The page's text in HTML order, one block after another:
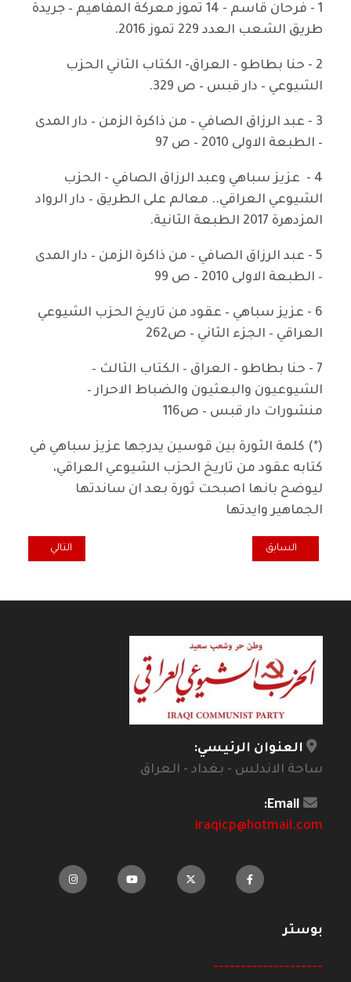
1 - فرحان قاسم - 14 تموز معركة المفاهيم – جريدة
طريق الشعب العدد 229 تموز 2016.
2 - حنا بطاطو - العراق- الكتاب الثاني الحزب
الشيوعي – دار قبس – ص 329.
3 - عبد الرزاق الصافي – من ذاكرة الزمن – دار المدى
– الطبعة الاولى 2010 – ص 97
4 - عزيز سباهي وعبد الرزاق الصافي - الحزب
الشيوعي العراقي.. معالم على الطريق – دار الرواد
المزدهرة 2017 الطبعة الثانية.
5 - عبد الرزاق الصافي – من ذاكرة الزمن – دار المدى
– الطبعة الاولى 2010 – ص 99
6 - عزيز سباهي – عقود من تاريخ الحزب الشيوعي
العراقي – الجزء الثاني – ص262
7 - حنا بطاطو – العراق – الكتاب الثالث –
الشيوعيون والبعثيون والضباط الاحرار –
منشورات دار قبس – ص116
(*) كلمة الثورة بين قوسين يدرجها عزيز سباهي في
كتابه عقود من تاريخ الحزب الشيوعي العراقي،
ليوضح بانها اصبحت ثورة بعد ان ساندتها
الجماهير وايدتها
المقال السابق: العولمة الرأسمالية وحق تقرير المصير
السابق المقال التالي:
التالي
العنوان الرئيسي:
ساحة الاندلس - بغداد - العراق
Email:
iraqicp@hotmail.com
بوستر
--------------------